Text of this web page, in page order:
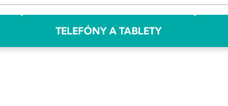
TELEFÓNY A TABLETY